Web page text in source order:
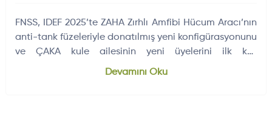
FNSS, IDEF 2025’te ZAHA Zırhlı Amfibi Hücum Aracı’nın
anti-tank füzeleriyle donatılmış yeni konfigürasyonunu
ve ÇAKA kule ailesinin yeni üyelerini ilk kez
Devamını Oku